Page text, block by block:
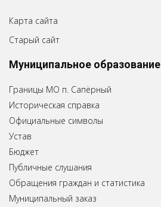
Карта сайта
Старый сайт
Муниципальное образование
Границы МО п. Сапёрный
Историческая справка
Официальные символы
Устав
Бюджет
Публичные слушания
Обращения граждан и статистика
Муниципальный заказ